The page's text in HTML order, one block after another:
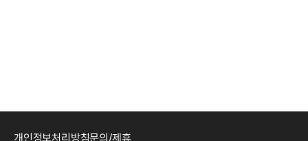
개인정보처리방침문의/제휴